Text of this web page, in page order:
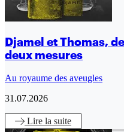
Djamel et Thomas,
deux mesures
Au royaume des aveugles
31.07.2026
Lire la suite